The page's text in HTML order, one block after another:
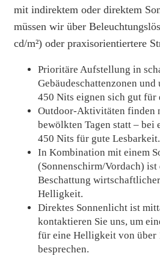
mit indirektem oder direktem
müssen wir über
cd/m²) oder praxisorientiertere
Prioritäre Aufstellung in
Gebäudeschattenzonen
450 Nits eignen sich gut für
Outdoor-Aktivitäten finden
bewölkten Tagen statt – bei
450 Nits für gute Lesbarkeit.
In Kombination mit einem
(Sonnenschirm/Vordach) ist
Beschattung
Helligkeit.
Direktes Sonnenlicht ist
kontaktieren Sie uns, um
für eine Helligkeit von über
besprechen.